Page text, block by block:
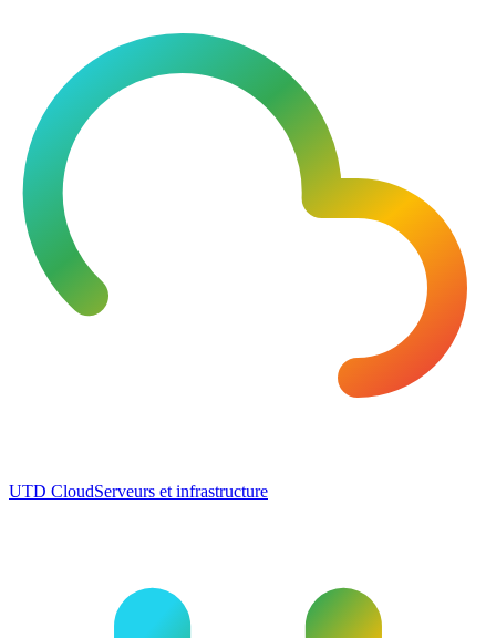
UTD CloudServeurs et infrastructure